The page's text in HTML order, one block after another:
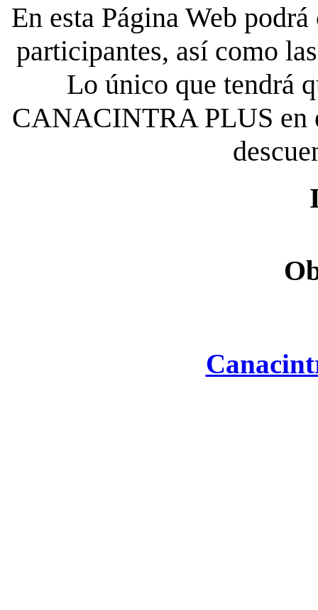
En esta Página Web
participantes, así como
Lo único que tendrá
CANACINTRA PLUS en